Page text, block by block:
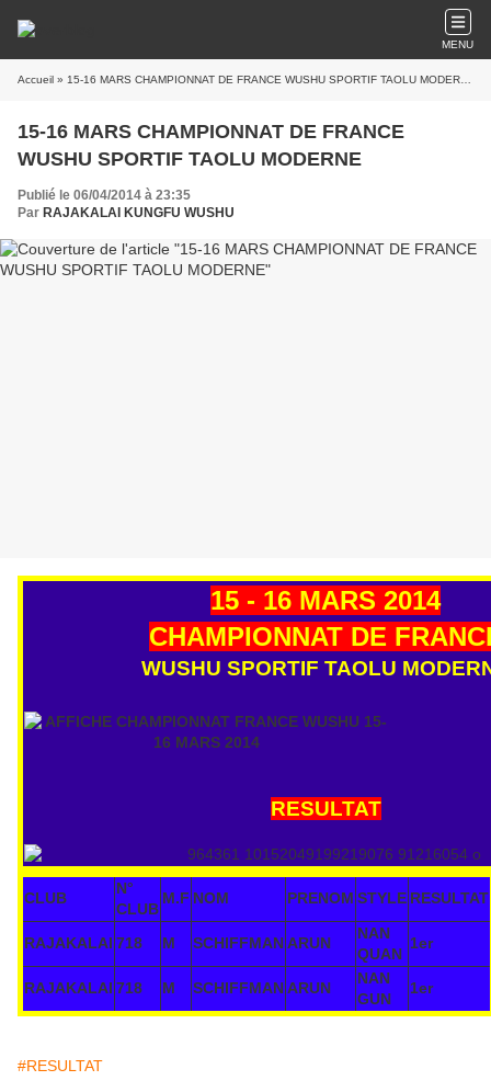
MENU
Accueil » 15-16 MARS CHAMPIONNAT DE FRANCE WUSHU SPORTIF TAOLU MODERNE
15-16 MARS CHAMPIONNAT DE FRANCE
WUSHU SPORTIF TAOLU MODERNE
Publié le 06/04/2014 à 23:35
Par RAJAKALAI KUNGFU WUSHU
15 - 16 MARS 2014
CHAMPIONNAT DE
WUSHU SPORTIF TAOLU
RESULTAT
CLUB
N°
CLUB
M.F NOM PRENOM STYLE RESULTAT
RAJAKALAI 718 M SCHIFFMANARUN
NAN
QUAN
1er
RAJAKALAI 718 M SCHIFFMANARUN
NAN
GUN
1er
#RESULTAT